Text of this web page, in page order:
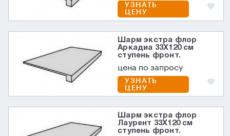
УЗНАТЬ
ЦЕНУ
Шарм экстра флор
Аркадиа 33X120 см
ступень фронт.
цена по запросу
УЗНАТЬ
ЦЕНУ
Шарм экстра флор
Лаурент 33X120 см
ступень фронт.